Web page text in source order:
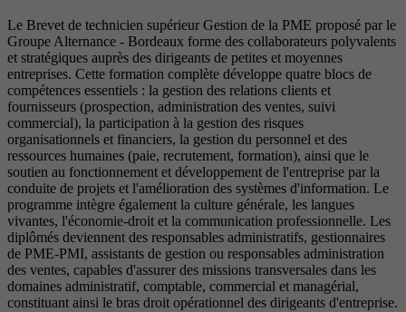
Le Brevet de technicien supérieur Gestion de la PME proposé par le
Groupe Alternance - Bordeaux forme des collaborateurs polyvalents
et stratégiques auprès des dirigeants de petites et moyennes
entreprises. Cette formation complète développe quatre blocs de
compétences essentiels : la gestion des relations clients et
fournisseurs (prospection, administration des ventes, suivi
commercial), la participation à la gestion des risques
organisationnels et financiers, la gestion du personnel et des
ressources humaines (paie, recrutement, formation), ainsi que le
soutien au fonctionnement et développement de l'entreprise par la
conduite de projets et l'amélioration des systèmes d'information. Le
programme intègre également la culture générale, les langues
vivantes, l'économie-droit et la communication professionnelle. Les
diplômés deviennent des responsables administratifs, gestionnaires
de PME-PMI, assistants de gestion ou responsables administration
des ventes, capables d'assurer des missions transversales dans les
domaines administratif, comptable, commercial et managérial,
constituant ainsi le bras droit opérationnel des dirigeants d'entreprise.